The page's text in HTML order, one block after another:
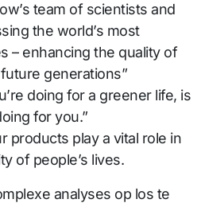
team of scientists and
the world’s most
– enhancing the quality of
generations”
doing for a greener life, is
for you.”
products play a vital role in
of people’s lives.
analyses op los te